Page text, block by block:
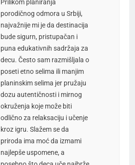
Prilikom planiranja
porodičnog odmora u Srbiji,
najvažnije mi je da destinacija
bude sigurn, pristupačan i
puna edukativnih sadržaja za
decu. Često sam razmišljala o
poseti etno selima ili manjim
planinskim selima jer pružaju
dozu autentičnosti i mirnog
okruženja koje može biti
odlično za relaksaciju i učenje
kroz igru. Slažem se da
priroda ima moć da izmami
najlepše uspomene, a